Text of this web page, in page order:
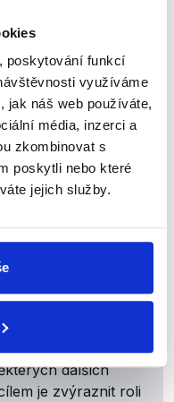
poskytování funkcí
využíváme
jak náš web používáte,
média, inzerci a
zkombinovat s
poskytli nebo které
jejich služby.
genocidy se objevují
obyvatelstva.
OSN pro lidská
od listopadu 2019 do
incidenty výhrůžek
kteří veřejně
ale další etnicky
Nejvyšší
norma ukládá
jazyk
dalších
je zvýraznit roli